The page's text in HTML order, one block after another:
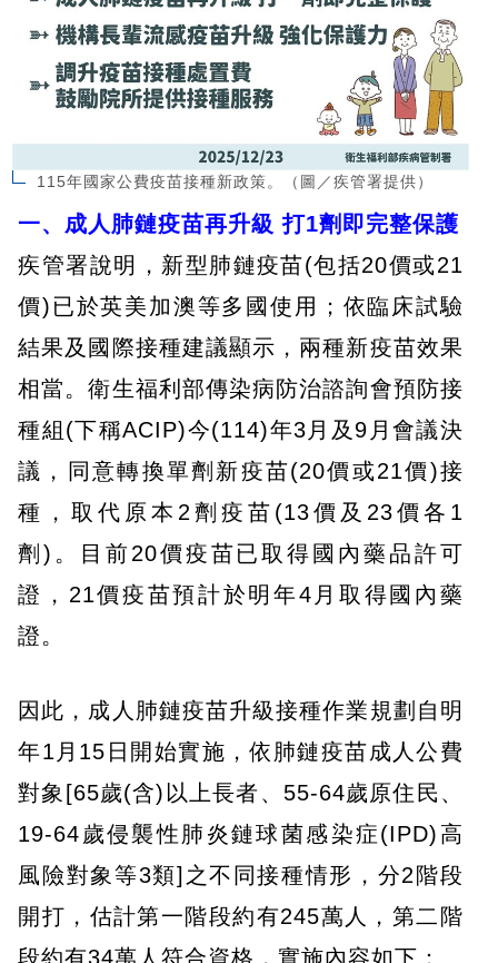
115年國家公費疫苗接種新政策。（圖／疾管署提供）
一、成人肺鏈疫苗再升級 打1劑即完整保護
疾管署說明，新型肺鏈疫苗(包括20價或21
價)已於英美加澳等多國使用；依臨床試驗
結果及國際接種建議顯示，兩種新疫苗效果
相當。衛生福利部傳染病防治諮詢會預防接
種組(下稱ACIP)今(114)年3月及9月會議決
議，同意轉換單劑新疫苗(20價或21價)接
種，取代原本2劑疫苗(13價及23價各1
劑)。目前20價疫苗已取得國內藥品許可
證，21價疫苗預計於明年4月取得國內藥
證。
因此，成人肺鏈疫苗升級接種作業規劃自明
年1月15日開始實施，依肺鏈疫苗成人公費
對象[65歲(含)以上長者、55-64歲原住民、
19-64歲侵襲性肺炎鏈球菌感染症(IPD)高
風險對象等3類]之不同接種情形，分2階段
開打，估計第一階段約有245萬人，第二階
段約有34萬人符合資格，實施內容如下：